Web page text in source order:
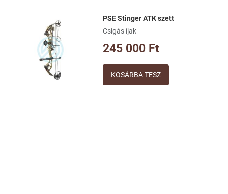
Kívánságlistához adom
Összehasonlításhoz adom
Gyorsnézet
PSE Stinger ATK szett
Csigás íjak
245 000 Ft
Mennyiség